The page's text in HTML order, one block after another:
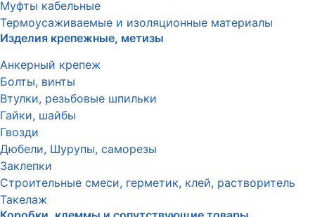
Муфты кабельные
Термоусаживаемые и изоляционные материалы
Изделия крепежные, метизы
Анкерный крепеж
Болты, винты
Втулки, резьбовые шпильки
Гайки, шайбы
Гвозди
Дюбели, Шурупы, саморезы
Заклепки
Строительные смеси, герметик, клей, растворитель
Такелаж